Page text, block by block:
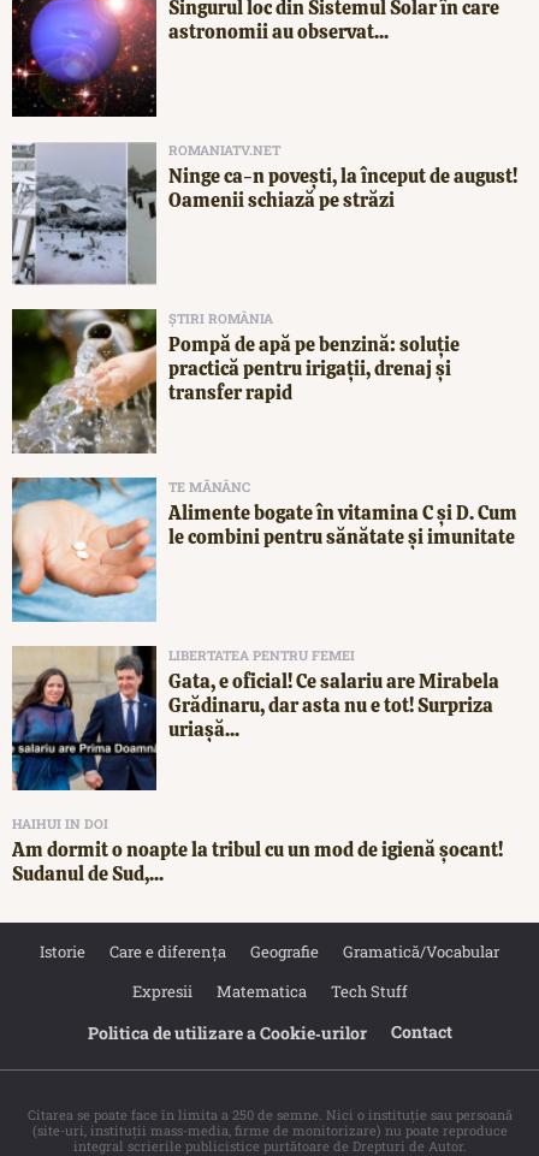
Singurul loc din Sistemul Solar în care
astronomii au observat...
ROMANIATV.NET
Ninge ca-n povești, la început de august!
Oamenii schiază pe străzi
ȘTIRI ROMÂNIA
Pompă de apă pe benzină: soluție
practică pentru irigații, drenaj și
transfer rapid
TE MĂNÂNC
Alimente bogate în vitamina C și D. Cum
le combini pentru sănătate și imunitate
LIBERTATEA PENTRU FEMEI
Gata, e oficial! Ce salariu are Mirabela
Grădinaru, dar asta nu e tot! Surpriza
uriașă...
HAIHUI IN DOI
Am dormit o noapte la tribul cu un mod de igienă șocant!
Sudanul de Sud,...
Istorie Care e diferența Geografie
Gramatică/Vocabular
Expresii
Matematica Tech Stuff
Politica de utilizare a Cookie‐urilor Contact
Citarea se poate face în limita a 250 de semne. Nici o instituţie sau persoană
(site-uri, instituţii mass-media, firme de monitorizare) nu poate reproduce
integral scrierile publicistice purtătoare de Drepturi de Autor.